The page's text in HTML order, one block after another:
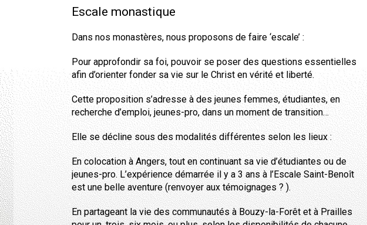
Escale monastique
Dans nos monastères, nous proposons de faire ‘escale’ :
Pour approfondir sa foi, pouvoir se poser des questions essentielles
afin d’orienter fonder sa vie sur le Christ en vérité et liberté.
Cette proposition s’adresse à des jeunes femmes, étudiantes, en
recherche d’emploi, jeunes-pro, dans un moment de transition…
Elle se décline sous des modalités différentes selon les lieux :
En colocation à Angers, tout en continuant sa vie d’étudiantes ou de
jeunes-pro. L’expérience démarrée il y a 3 ans à l’Escale Saint-Benoît
est une belle aventure (renvoyer aux témoignages ? ).
En partageant la vie des communautés à Bouzy-la-Forêt et à Prailles